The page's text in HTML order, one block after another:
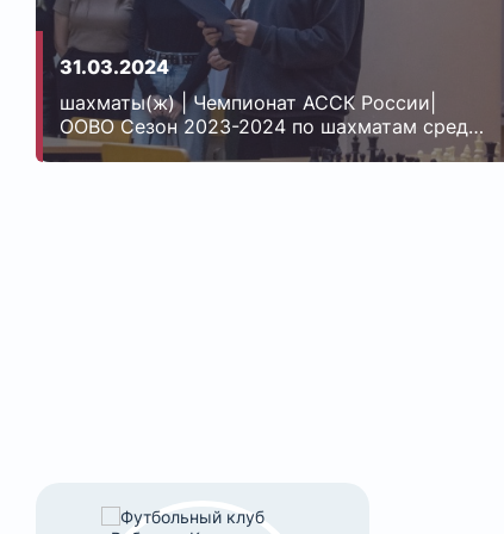
31.03.2024
шахматы(ж) | Чемпионат АССК России|
ООВО Сезон 2023-2024 по шахматам среди
женщин| Энерго